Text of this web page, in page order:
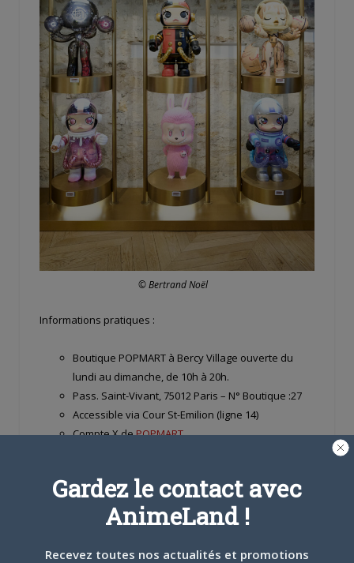
© Bertrand Noël
Informations pratiques :
Boutique POPMART à Bercy Village ouverte du
lundi au dimanche, de 10h à 20h.
Pass. Saint-Vivant, 75012 Paris – N° Boutique :27
Accessible via Cour St-Emilion (ligne 14)
Compte X dePOPMART
Share this:
partager
dans
une
pour
partager
dans
une
Cliquez
pour
partager
(ouvre
dans
Gardez le contact avec
AnimeLand !
Recevez toutes nos actualités et promotions